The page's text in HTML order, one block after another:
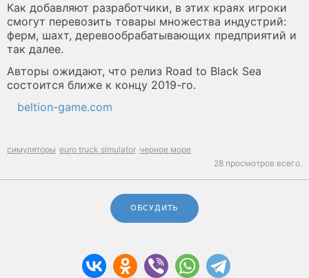
Как добавляют разработчики, в этих краях игроки
смогут перевозить товары множества индустрий:
ферм, шахт, деревообрабатывающих предприятий и
так далее.
Авторы ожидают, что релиз Road to Black Sea
состоится ближе к концу 2019-го.
beltion-game.com
симуляторы euro truck simulator черное море
28 просмотров всего.
ОБСУДИТЬ